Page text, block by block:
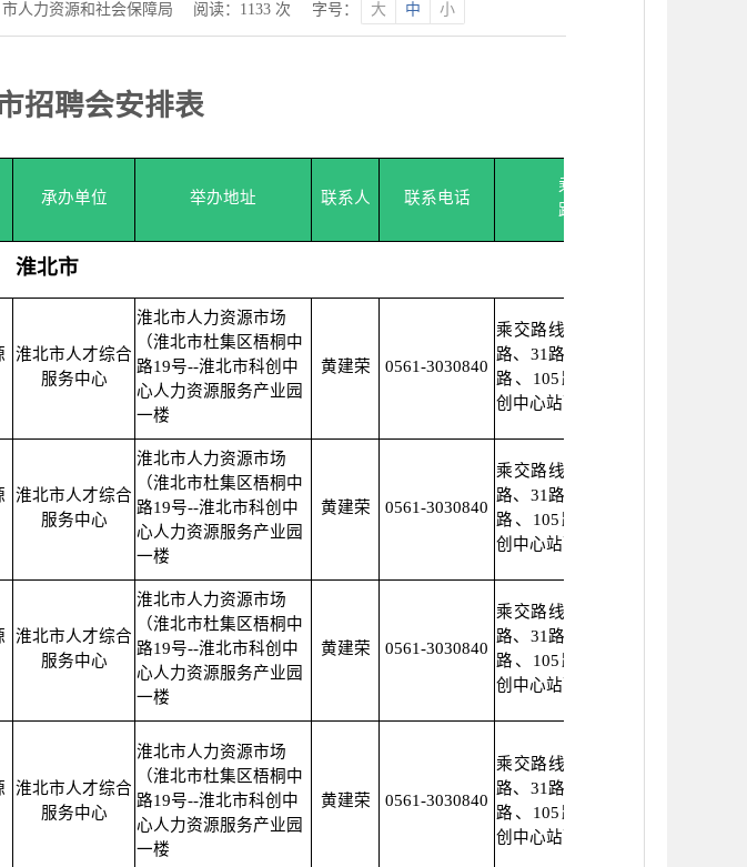
人力资源和社会保障局 阅读： 1133次 字号： 大 中 小
招聘会安排表
承办单位 举办地址 联系人 联系电话
乘车
路线
淮北市
淮北市人才综合
服务中心
淮北市人力资源市场
（淮北市杜集区梧桐中
路19号--淮北市科创中
心人力资源服务产业园
一楼
黄建荣 0561-3030840
乘交路线：可乘坐17
路、31路、32路、38
路、105路公交车科
创中心站下
淮北市人才综合
服务中心
淮北市人力资源市场
（淮北市杜集区梧桐中
路19号--淮北市科创中
心人力资源服务产业园
一楼
黄建荣 0561-3030840
乘交路线：可乘坐17
路、31路、32路、38
路、105路公交车科
创中心站下
淮北市人才综合
服务中心
淮北市人力资源市场
（淮北市杜集区梧桐中
路19号--淮北市科创中
心人力资源服务产业园
一楼
黄建荣 0561-3030840
乘交路线：可乘坐17
路、31路、32路、38
路、105路公交车科
创中心站下
淮北市人才综合
服务中心
淮北市人力资源市场
（淮北市杜集区梧桐中
路19号--淮北市科创中
心人力资源服务产业园
一楼
黄建荣 0561-3030840
乘交路线：可乘坐17
路、31路、32路、38
路、105路公交车科
创中心站下